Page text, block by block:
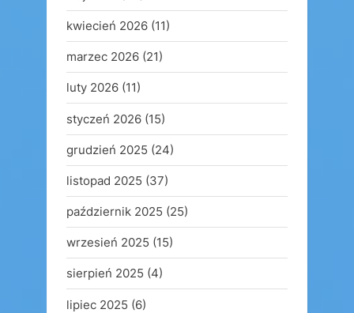
kwiecień 2026 (11)
marzec 2026 (21)
luty 2026 (11)
styczeń 2026 (15)
grudzień 2025 (24)
listopad 2025 (37)
październik 2025 (25)
wrzesień 2025 (15)
sierpień 2025 (4)
lipiec 2025 (6)